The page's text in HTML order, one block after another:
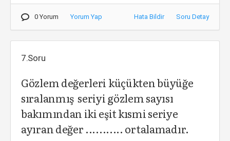
0 Yorum Yorum Yap Hata Bildir Soru Detay
7.Soru
Gözlem değerleri küçükten büyüğe
sıralanmış seriyi gözlem sayısı
bakımından iki eşit kısmi seriye
ayıran değer ........... ortalamadır.